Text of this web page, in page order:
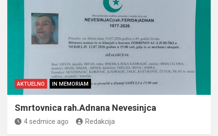
AKTUELNO IN MEMORIAM
Smrtovnica rah.Adnana Nevesinjca
4 sedmice ago Redakcija